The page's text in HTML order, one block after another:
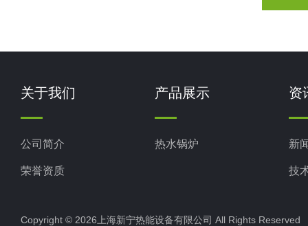
关于我们
公司简介
荣誉资质
产品展示
热水锅炉
资
新
技
Copyright © 2026上海新宁热能设备有限公司 All Rights